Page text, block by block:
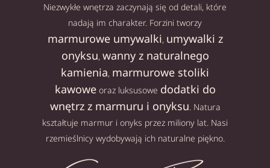
Niezwykłe wnętrza zaczynają się od detali, które
nadają im charakter. Forzini tworzy
marmurowe umywalki, umywalki z
onyksu, wanny z naturalnego
kamienia, marmurowe stoliki
kawoweoraz luksusowe dodatki do
wnętrz z marmuru i onyksu. Natura
kształtuje marmur i onyks przez miliony lat. Nasi
rzemieślnicy wydobywają ich naturalne piękno.